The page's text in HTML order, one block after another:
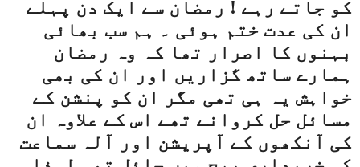
کو جاتے رہے ! رمضان سے ایک دن پہلے
ان کی عدت ختم ہوئی ۔ ہم سب بھائی
بہنوں کا اصرار تھا کہ وہ رمضان
ہمارے ساتھ گزاریں اور ان کی بھی
خواہش یہ ہی تھی مگر ان کو پنشن کے
مسائل حل کروانے تھے اس کے علاوہ ان
کی آنکھوں کے آپریشن اور آلہ سماعت